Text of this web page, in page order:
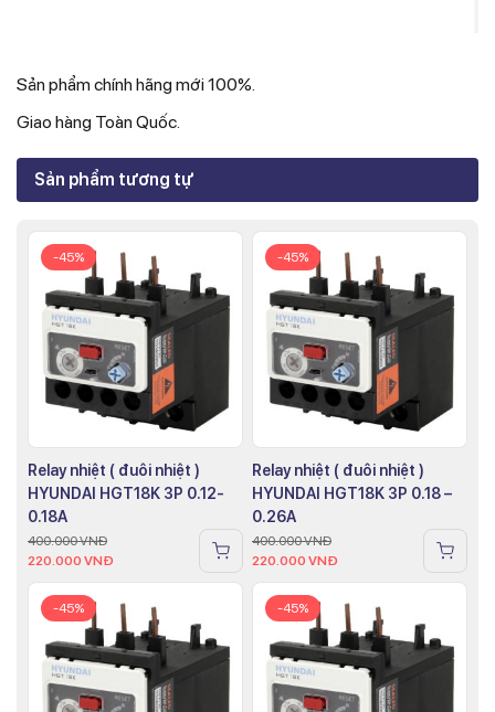
Sản phẩm chính hãng mới 100%.
Giao hàng Toàn Quốc.
Sản phẩm tương tự
-45%
Relay nhiệt ( đuôi nhiệt )
HYUNDAI HGT18K 3P 0.12-
0.18A
400.000VNĐ
220.000 VNĐ
-45%
Relay nhiệt ( đuôi nhiệt )
HYUNDAI HGT18K 3P 0.18 –
0.26A
400.000VNĐ
220.000 VNĐ
-45% -45%